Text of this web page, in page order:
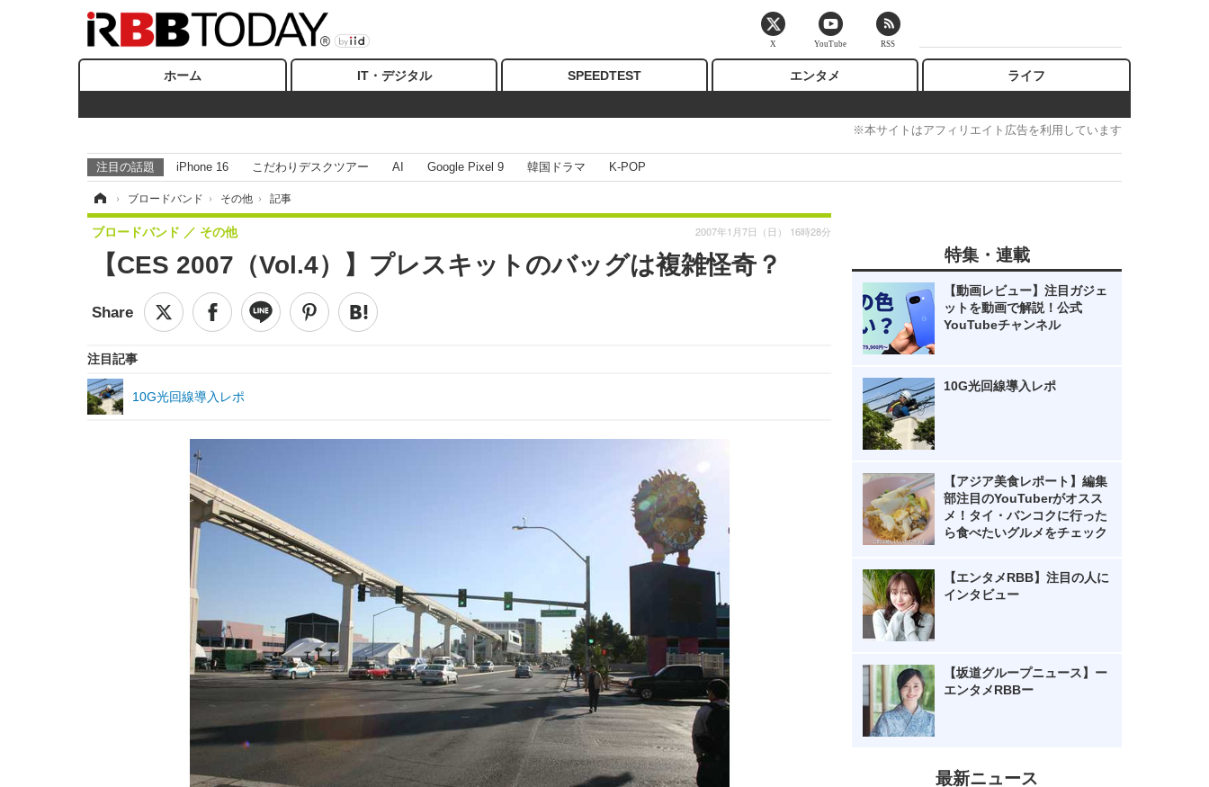
ホーム IT・デジタル SPEEDTEST エンタメ ライフ
※本サイトはアフィリエイト広告を利用しています
注目の話題 iPhone 16 こだわりデスクツアー AI Google Pixel 9 韓国ドラマ K-POP
› ブロードバンド › その他 › 記事
【CES 2007（Vol.4）】プレスキットのバッグは複雑怪奇？
ブロードバンド その他 2007年1月7日（日） 16時28分
注目記事
10G光回線導入レポ
特集・連載
【動画レビュー】注目ガジェ
ットを動画で解説！公式
YouTubeチャンネル
10G光回線導入レポ
【アジア美食レポート】編集
部注目のYouTuberがオスス
メ！タイ・バンコクに行った
ら食べたいグルメをチェック
【エンタメRBB】注目の人に
インタビュー
【坂道グループニュース】ー
エンタメRBBー
最新ニュース
X YouTube RSS